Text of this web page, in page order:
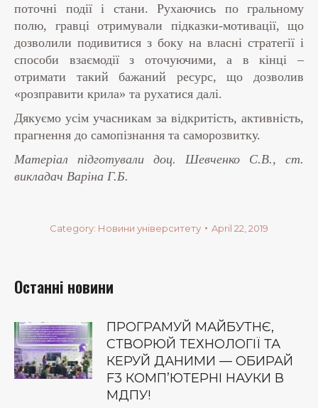
поточні події і стани. Рухаючись по гральному
полю, гравці отримували підказки-мотивації, що
дозволили подивитися з боку на власні стратегії і
способи взаємодії з оточуючими, а в кінці –
отримати такий бажаний ресурс, що дозволив
«розправити крила» та рухатися далі.
Дякуємо усім учасникам за відкритість, активність,
прагнення до самопізнання та саморозвитку.
Матеріал підготували доц. Шевченко С.В., ст.
викладач Варіна Г.Б.
Category: Новини університету April 22, 2019
Останні новини
ПРОГРАМУЙ МАЙБУТНЄ,
СТВОРЮЙ ТЕХНОЛОГІЇ ТА
КЕРУЙ ДАНИМИ — ОБИРАЙ
F3 КОМП’ЮТЕРНІ НАУКИ В
МДПУ!